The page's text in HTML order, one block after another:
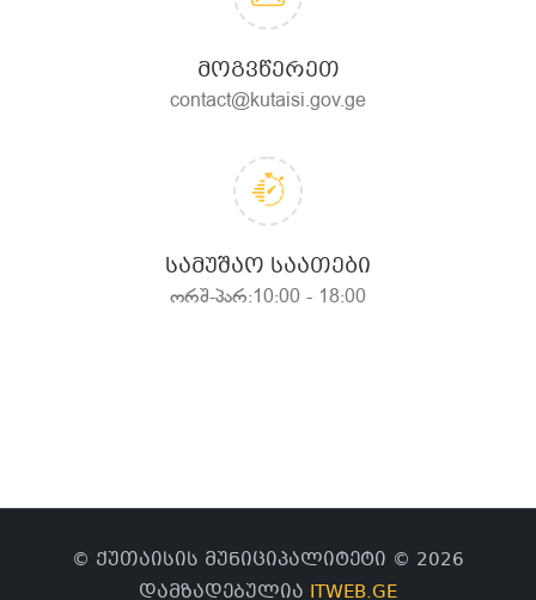
ᲛᲝᲒᲕᲬᲔᲠᲔᲗ
contact@kutaisi.gov.ge
ᲡᲐᲛᲣᲨᲐᲝ ᲡᲐᲐᲗᲔᲑᲘ
ორშ-პარ:10:00 - 18:00
© ქუთაისის მუნიციპალიტეტი © 2026
დამზადებულია ITWEB.GE